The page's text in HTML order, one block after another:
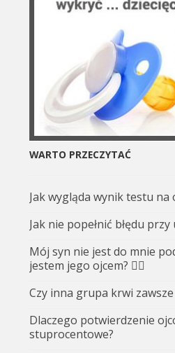
WARTO PRZECZYTAĆ
Jak wygląda wynik testu na
Jak nie popełnić błędu
Mój syn nie jest do mnie
jestem jego ojcem? 🤷‍♂️
Czy inna grupa krwi
Dlaczego potwierdzenie
stuprocentowe?